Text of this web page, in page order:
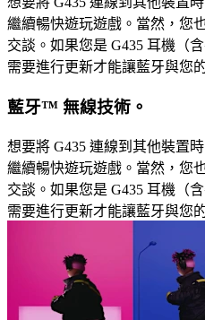
繼續暢快遊玩遊戲。當然，您
交談。如果您是 G435 耳機（
需要進行更新才能讓藍牙與您
藍牙™ 無線技術。
想要將 G435 連線到其他裝置
繼續暢快遊玩遊戲。當然，您
交談。如果您是 G435 耳機（
需要進行更新才能讓藍牙與您